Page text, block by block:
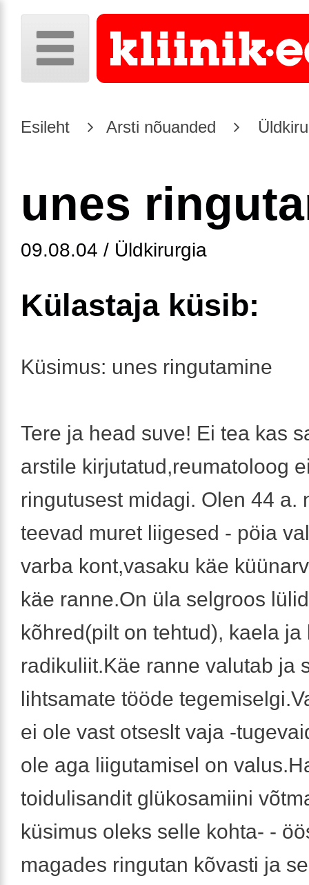
Esileht Arsti nõuanded
unes
09.08.04 / Üldkirurgia
Külastaja küsib:
Küsimus: unes ringutamine
Tere ja head suve! Ei tea kas
arstile kirjutatud,reumatoloog
ringutusest midagi. Olen 44 a.
teevad muret liigesed - pöia
varba kont,vasaku käe
käe ranne.On üla selgroos
kõhred(pilt on tehtud), kaela ja
radikuliit.Käe ranne valutab ja
lihtsamate tööde
ei ole vast otseslt vaja -
ole aga liigutamisel on
toidulisandit glükosamiini
küsimus oleks selle kohta- -
magades ringutan kõvasti ja